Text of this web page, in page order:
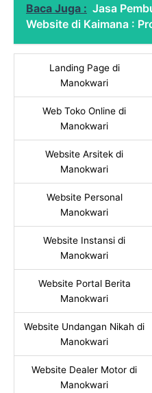
Baca Juga : Jasa
Website di Kaimana :
Landing Page di
Manokwari
Web Toko Online di
Manokwari
Website Arsitek di
Manokwari
Website Personal
Manokwari
Website Instansi di
Manokwari
Website Portal Berita
Manokwari
Website Undangan Nikah di
Manokwari
Website Dealer Motor di
Manokwari